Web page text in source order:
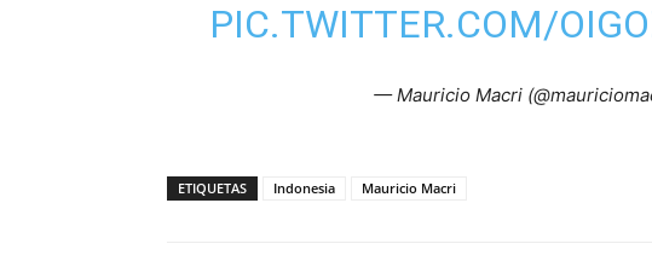
PIC.TWITTER.COM/
— Mauricio Macri
ETIQUETAS Indonesia Mauricio Macri